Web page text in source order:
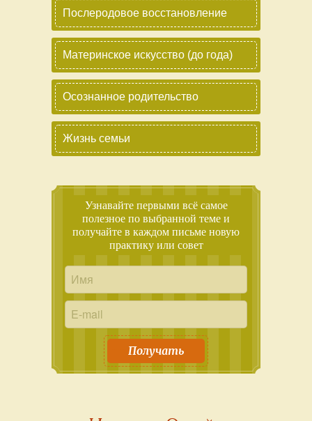
Послеродовое восстановление
Материнское искусство (до года)
Осознанное родительство
Жизнь семьи
Узнавайте первыми всё самое
полезное по выбранной теме и
получайте в каждом письме новую
практику или совет
Получать